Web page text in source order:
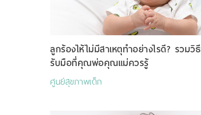
ลูกร้องไห้ไม่มีสาเหตุทำอย่างไรดี? รวมวิธี
รับมือที่คุณพ่อคุณแม่ควรรู้
ศูนย์สุขภาพเด็ก